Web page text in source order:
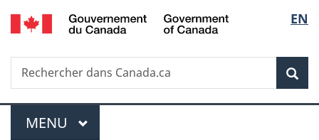
Passer
au
principal
de
la
EN
Recherche
Rechercher
dans
Menu
MENU PRINCIPAL